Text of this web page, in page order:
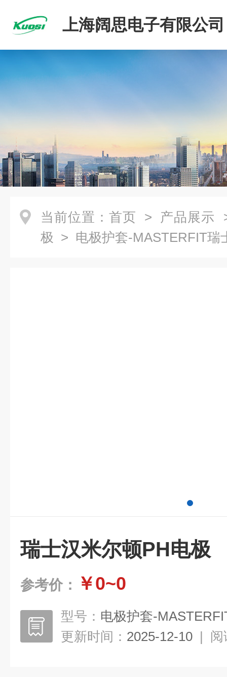
上海阔思电子有限公司
当前位置： 首页 > 产品展示
极 > 电极护套-MASTERFIT瑞
瑞士汉米尔顿PH电极
参考价： ￥0~0
型号： 电极护套-
更新时间： 2025-12-10 | 阅